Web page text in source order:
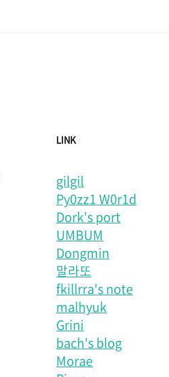
LINK
gilgil
Py0zz1 W0r1d
Dork's port
UMBUM
Dongmin
말라또
fkillrra's note
malhyuk
Grini
bach's blog
Morae